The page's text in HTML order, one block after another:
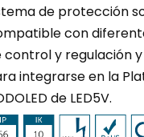
de protección
con
control y regulación
integrarse en la
de LED5V.